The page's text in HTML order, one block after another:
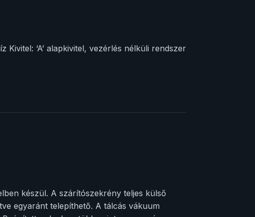
Kivitel: ‘A’ alapkivitel, vezérlés nélküli rendszer
készül. A szárítószekrény teljes külső
egyaránt telepíthető. A tálcás vákuum